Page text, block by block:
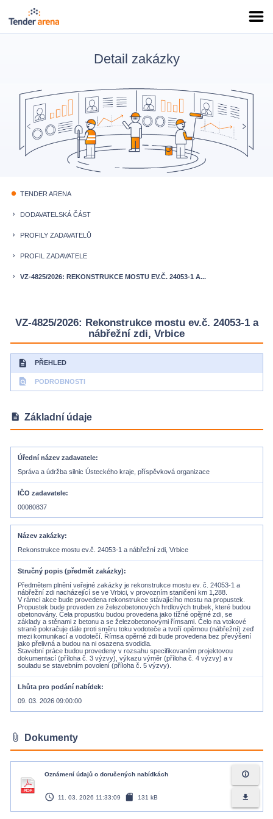
Detail zakázky
fiber_manual_record TENDER ARENA
keyboard_arrow_right DODAVATELSKÁ ČÁST
keyboard_arrow_right PROFILY ZADAVATELŮ
keyboard_arrow_right PROFIL ZADAVATELE
keyboard_arrow_right VZ-4825/2026: REKONSTRUKCE MOSTU EV.Č. 24053-1 A...
VZ-4825/2026: Rekonstrukce mostu ev.č. 24053-1 a
nábřežní zdi, Vrbice
description PŘEHLED
find_in_page PODROBNOSTI
description Základní údaje
Úřední název zadavatele
Správa a údržba silnic Ústeckého kraje, příspěvková organizace
IČO zadavatele
00080837
Název zakázky
Rekonstrukce mostu ev.č. 24053-1 a nábřežní zdi, Vrbice
Stručný popis (předmět zakázky)
Předmětem plnění veřejné zakázky je rekonstrukce mostu ev. č. 24053-1 a
nábřežní zdi nacházející se ve Vrbici, v provozním staničení km 1,288.
V rámci akce bude provedena rekonstrukce stávajícího mostu na propustek.
Propustek bude proveden ze železobetonových hrdlových trubek, které budou
obetonovány. Čela propustku budou provedena jako tížné opěrné zdi, se
základy a stěnami z betonu a se železobetonovými římsami. Čelo na vtokové
straně pokračuje dále proti směru toku vodoteče a tvoří opěrnou (nábřežní) zeď
mezi komunikací a vodotečí. Římsa opěrné zdi bude provedena bez převýšení
jako přelivná a budou na ni osazena svodidla.
Stavební práce budou provedeny v rozsahu specifikovaném projektovou
dokumentací (příloha č. 3 výzvy), výkazu výměr (příloha č. 4 výzvy) a v
souladu se stavebním povolení (příloha č. 5 výzvy).
Lhůta pro podání nabídek
09. 03. 2026 09:00:00
attach_file Dokumenty
Oznámení údajů o doručených nabídkách
access_time 11. 03. 2026 11:33:09 sd_card 131 kB
info_outline
file_download